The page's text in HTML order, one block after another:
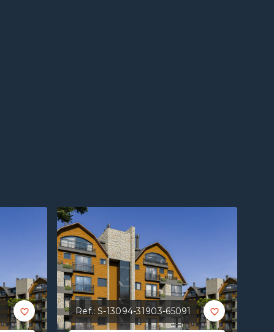
Ref.:S-13094-31903-65091